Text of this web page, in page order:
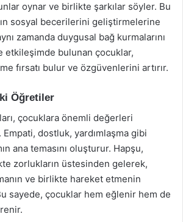
oynar ve birlikte şarkılar söyler. Bu
sosyal becerilerini geliştirmelerine
zamanda duygusal bağ kurmalarını
etkileşimde bulunan çocuklar,
fırsatı bulur ve özgüvenlerini artırır.
Öğretiler
çocuklara önemli değerleri
dostluk, yardımlaşma gibi
ana temasını oluşturur. Hapşu,
zorlukların üstesinden gelerek,
ve birlikte hareket etmenin
sayede, çocuklar hem eğlenir hem de